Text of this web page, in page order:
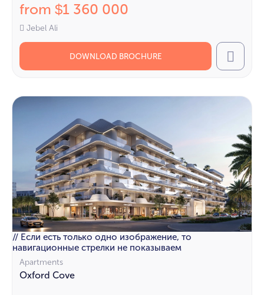
from $1 360 000
Jebel Ali
DOWNLOAD BROCHURE Call
// Если есть только одно изображение, то
навигационные стрелки не показываем
Apartments
Oxford Cove